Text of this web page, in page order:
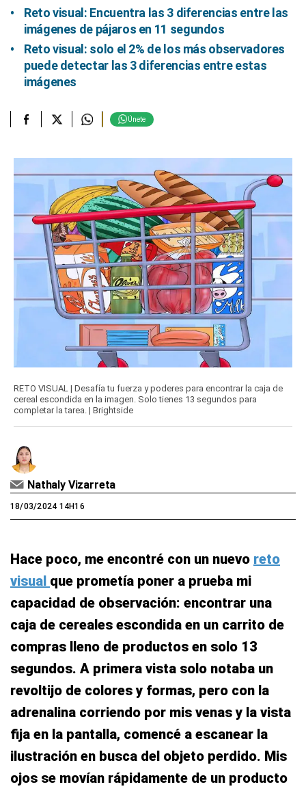
Reto visual: Encuentra las 3 diferencias entre las
imágenes de pájaros en 11 segundos
Reto visual: solo el 2% de los más observadores
puede detectar las 3 diferencias entre estas
imágenes
Únete
RETO VISUAL | Desafía tu fuerza y ​​poderes para encontrar la caja de
cereal escondida en la imagen. Solo tienes 13 segundos para
completar la tarea. | Brightside
Nathaly Vizarreta
18/03/2024 14H16
Hace poco, me encontré con un nuevo reto
visual que prometía poner a prueba mi
capacidad de observación: encontrar una
caja de cereales escondida en un carrito de
compras lleno de productos en solo 13
segundos. A primera vista solo notaba un
revoltijo de colores y formas, pero con la
adrenalina corriendo por mis venas y la vista
fija en la pantalla, comencé a escanear la
ilustración en busca del objeto perdido. Mis
ojos se movían rápidamente de un producto